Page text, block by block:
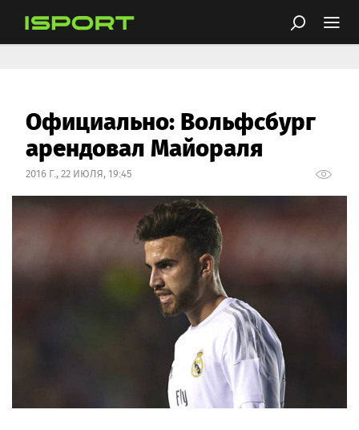
Официально: Вольфсбург
арендовал Майораля
2016 Г., 22 ИЮЛЯ, 19:45